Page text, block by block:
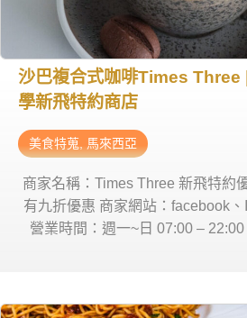
沙巴複合式咖啡Times Three | 馬來西亞遊
學新飛特約商店
美食特蒐, 馬來西亞
商家名稱：Times Three 新飛特約優惠：持新飛卡享
有九折優惠 商家網站：facebook
營業時間：週一~日 07:00 –